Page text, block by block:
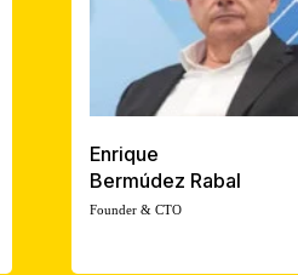
Enrique
Bermúdez Rabal
Founder & CTO